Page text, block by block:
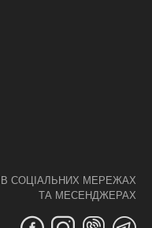
СОЦІАЛЬНИХ МЕРЕЖАХ
ТА МЕСЕНДЖЕРАХ